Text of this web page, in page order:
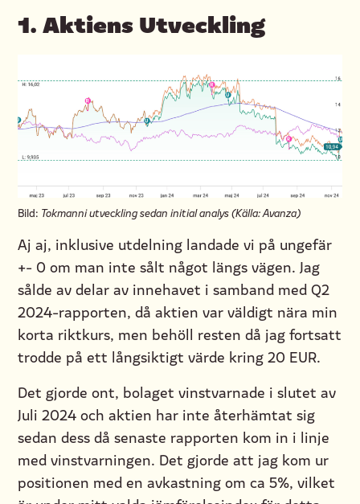
1. Aktiens Utveckling
Bild: Tokmanni utveckling sedan initial analys (Källa: Avanza)
Aj aj, inklusive utdelning landade vi på ungefär
+- 0 om man inte sålt något längs vägen. Jag
sålde av delar av innehavet i samband med Q2
2024-rapporten, då aktien var väldigt nära min
korta riktkurs, men behöll resten då jag fortsatt
trodde på ett långsiktigt värde kring 20 EUR.
Det gjorde ont, bolaget vinstvarnade i slutet av
Juli 2024 och aktien har inte återhämtat sig
sedan dess då senaste rapporten kom in i linje
med vinstvarningen. Det gjorde att jag kom ur
positionen med en avkastning om ca 5%, vilket